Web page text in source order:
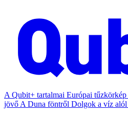
A Qubit+ tartalmai Európai tűzkörkép
jövő A Duna föntről Dolgok a víz alól